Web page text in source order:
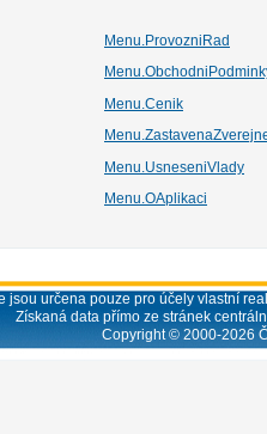
Menu.ProvozniRad
Menu.Cenik
Menu.UsneseniVlady
Menu.OAplikaci
jsou určena pouze pro účely vlastní
Získaná data přímo ze stránek
Copyright © 2000-2026